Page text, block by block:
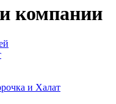
компании